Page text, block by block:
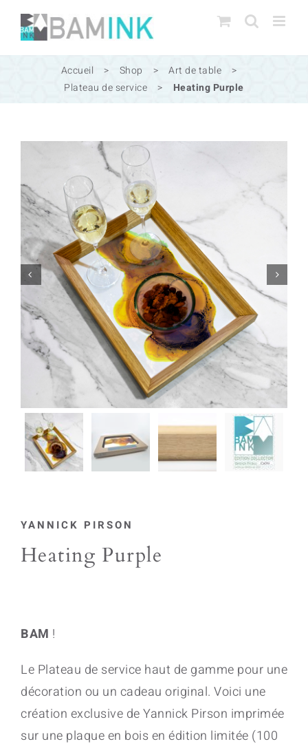
Passer
contenu
Accueil > Shop > Art de table
>
Plateau de service
> Heating Purple
 
YANNICK PIRSON
Heating Purple
BAM !
Le Plateau de service haut de gamme pour une
décoration ou un cadeau original. Voici une
création exclusive de Yannick Pirson imprimée
sur une plaque en bois en édition limitée (100